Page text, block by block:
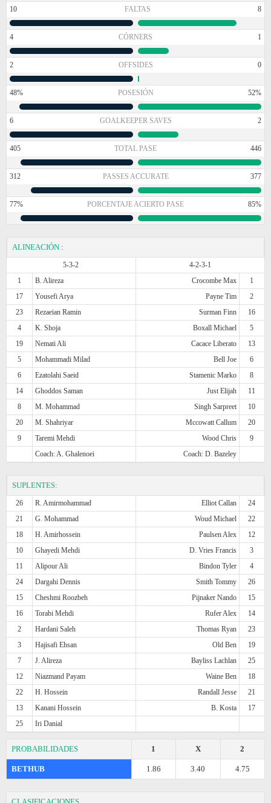
10 FALTAS 8
4 CÓRNERS 1
2 OFFSIDES 0
48% POSESIÓN 52%
6 GOALKEEPER SAVES 2
405 TOTAL PASE 446
312 PASSES ACCURATE 377
77% PORCENTAJE ACIERTO PASE 85%
ALINEACIÓN :
5-3-2
4-2-3-1
1
B. Alireza Crocombe Max
1
17
Yousefi Arya Payne Tim
2
23
Rezaeian Ramin Surman Finn
16
4
K. Shoja Boxall Michael
5
19
Nemati Ali Cacace Liberato
13
5
Mohammadi Milad Bell Joe
6
6
Ezatolahi Saeid Stamenic Marko
8
14
Ghoddos Saman Just Elijah
11
8
M. Mohammad Singh Sarpreet
10
20
M. Shahriyar Mccowatt Callum
20
9
Taremi Mehdi Wood Chris
9
Coach: A. Ghalenoei
Coach: D. Bazeley
SUPLENTES:
26 R. Amirmohammad Elliot Callan
24
21
G. Mohammad Woud Michael
22
18
H. Amirhossein Paulsen Alex
12
10
Ghayedi Mehdi D. Vries Francis
3
11
Alipour Ali Bindon Tyler
4
24
Dargahi Dennis Smith Tommy
26
15
Cheshmi Roozbeh Pijnaker Nando
15
16
Torabi Mehdi Rufer Alex
14
2
Hardani Saleh Thomas Ryan
23
3
Hajisafi Ehsan Old Ben
19
7
J. Alireza Bayliss Lachlan
25
12
Niazmand Payam Waine Ben
18
22
H. Hossein Randall Jesse
21
13
Kanani Hossein B. Kosta
17
25
Iri Danial
PROBABILIDADES 2
X
1
BETHUB 4.75
3.40
1.86